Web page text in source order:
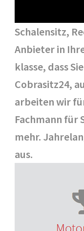
Schalensitz,
Anbieter in
klasse, dass
Cobrasitz24,
arbeiten wir
Fachmann für
mehr.
aus.